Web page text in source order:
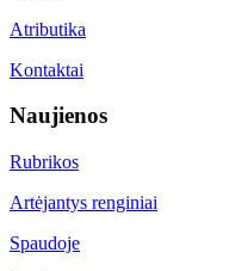
Atributika
Kontaktai
Naujienos
Rubrikos
Artėjantys renginiai
Spaudoje